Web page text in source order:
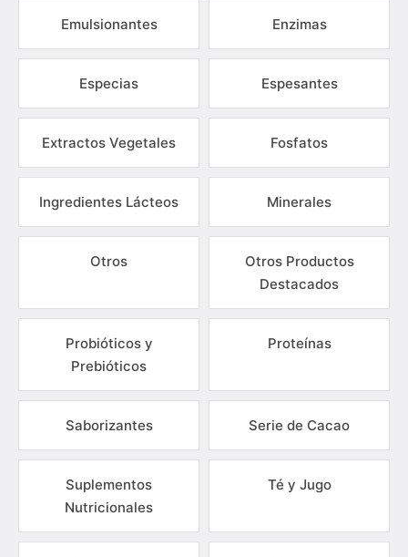
Emulsionantes Enzimas
Especias Espesantes
Extractos Vegetales Fosfatos
Ingredientes Lácteos Minerales
Otros
Otros Productos
Destacados
Probióticos y
Prebióticos
Proteínas
Saborizantes Serie de Cacao
Suplementos
Nutricionales
Té y Jugo